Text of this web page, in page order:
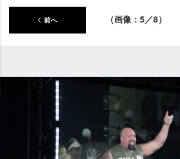
前へ （画像：5／8）